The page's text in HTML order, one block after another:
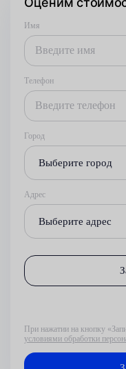
Имя
Телефон
Город
Выберите город
Адрес
Выберите адрес
При нажатии на кнопку
условиями обработки